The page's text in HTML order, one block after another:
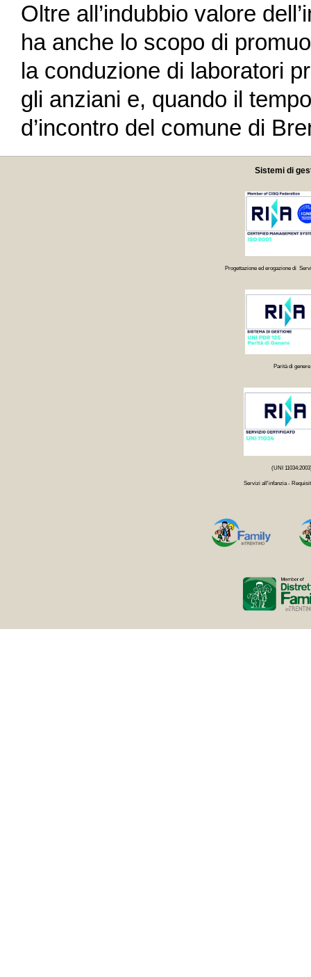
Oltre all’indubbio valore
ha anche lo scopo di
la conduzione di laboratori
gli anziani e, quando il
d’incontro del comune di
Sistemi di
Progettazione ed erogazione di
Parità di genere
(UNI
Servizi all'infanzia -